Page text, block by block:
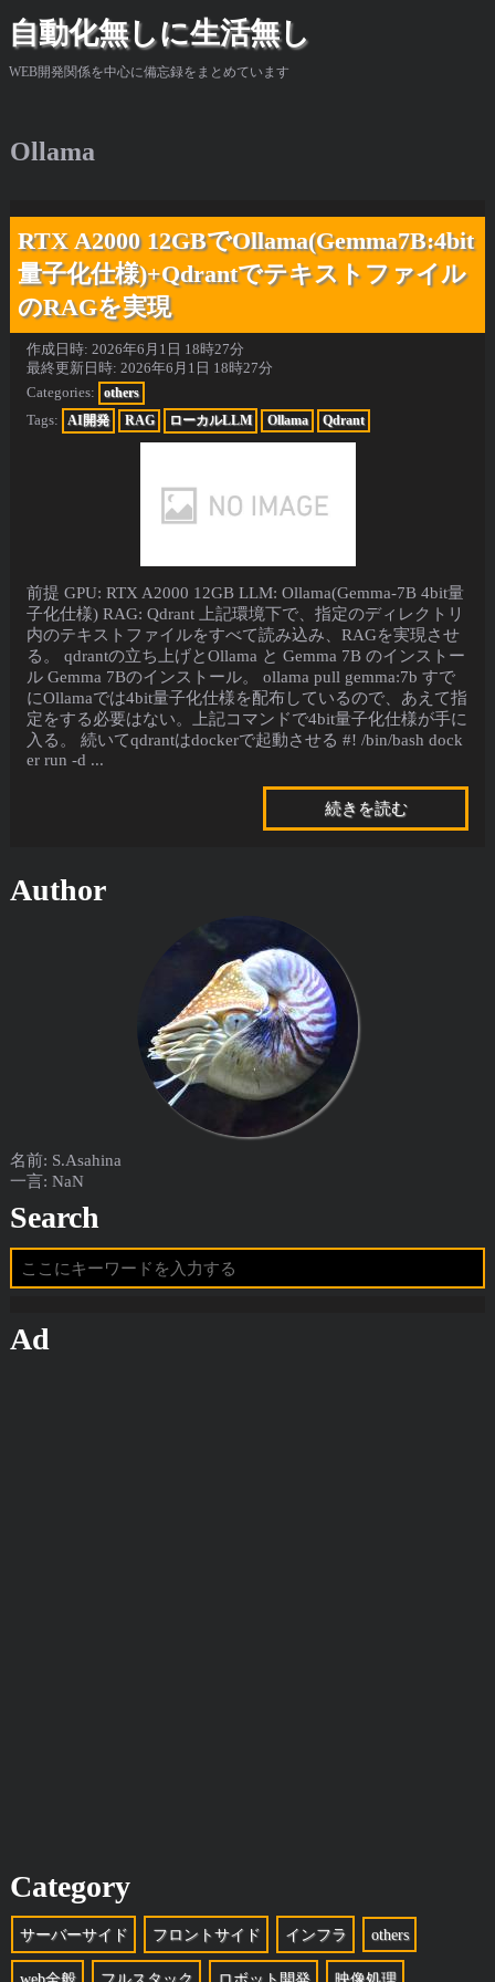
自動化無しに生活無し
WEB開発関係を中心に備忘録をまとめています
Ollama
RTX A2000 12GBでOllama(Gemma7B:4bit
量子化仕様)+Qdrantでテキストファイル
のRAGを実現
作成日時: 2026年6月1日 18時27分
最終更新日時: 2026年6月1日 18時27分
Categories:
others
Tags:
AI開発 RAG ローカルLLM Ollama Qdrant
前提 GPU: RTX A2000 12GB LLM: Ollama(Gemma-7B 4bit量
子化仕様) RAG: Qdrant 上記環境下で、指定のディレクトリ
内のテキストファイルをすべて読み込み、RAGを実現させ
る。 qdrantの立ち上げとOllama と Gemma 7B のインストー
ル Gemma 7Bのインストール。 ollama pull gemma:7b すで
にOllamaでは4bit量子化仕様を配布しているので、あえて指
定をする必要はない。上記コマンドで4bit量子化仕様が手に
入る。 続いてqdrantはdockerで起動させる #! /bin/bash dock
er run -d ...
続きを読む
Author
名前: S.Asahina
一言: NaN
Search
Ad
Category
サーバーサイド フロントサイド インフラ others
web全般 フルスタック ロボット開発 映像処理